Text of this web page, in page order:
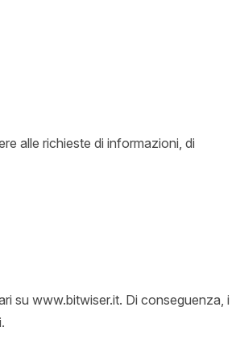
alle richieste di informazioni, di
su www.bitwiser.it. Di conseguenza, i